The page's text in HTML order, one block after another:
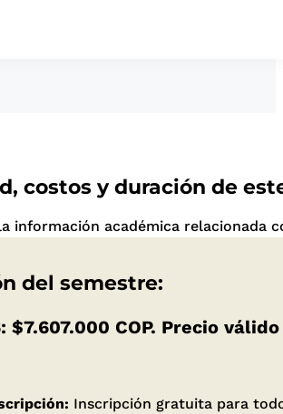
costos y duración de
información académica relacionada
del semestre:
$7.607.000 COP. Precio
Inscripción gratuita para